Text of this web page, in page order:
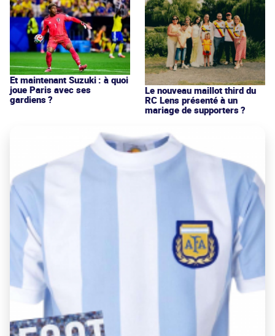
Et maintenant Suzuki : à quoi
joue Paris avec ses
gardiens ?
Le nouveau maillot third du
RC Lens présenté à un
mariage de supporters ?